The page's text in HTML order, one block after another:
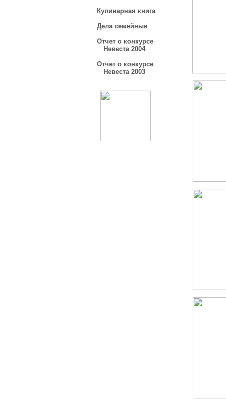
Кулинарная книга
Дела семейные
Отчет о конкурсе
Невеста 2004
Отчет о конкурсе
Невеста 2003